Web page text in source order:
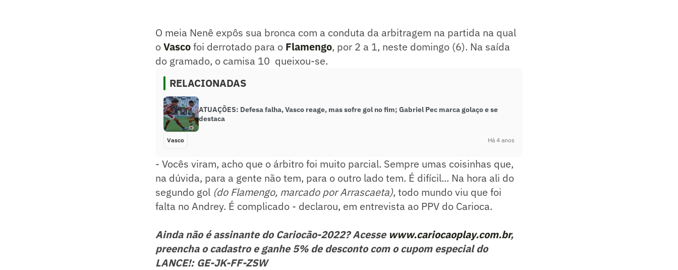
O meia Nenê expôs sua bronca com a conduta da arbitragem na partida na qual
oVascofoi derrotado para o Flamengo, por 2 a 1, neste domingo (6). Na saída
do gramado, o camisa 10 queixou-se.
RELACIONADAS
ATUAÇÕES: Defesa falha, Vasco reage, mas sofre gol no fim; Gabriel Pec marca golaço e se
destaca
Vasco Há 4 anos
- Vocês viram, acho que o árbitro foi muito parcial. Sempre umas coisinhas que,
na dúvida, para a gente não tem, para o outro lado tem. É difícil... Na hora ali do
segundo gol (do Flamengo, marcado por Arrascaeta), todo mundo viu que foi
falta no Andrey. É complicado - declarou, em entrevista ao PPV do Carioca.
Ainda não é assinante do Cariocão-2022? Acessewww.cariocaoplay.com.br,
preencha o cadastro e ganhe 5% de desconto com o cupom especial do
LANCE!: GE-JK-FF-ZSW